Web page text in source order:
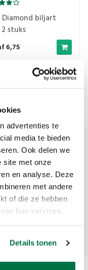
advertenties te
media te bieden
Ook delen we
site met onze
en analyse. Deze
met andere
of die ze hebben
hun services.
Details tonen
Diamond biljart
stuks
6,75
nieuwsbrief
via email